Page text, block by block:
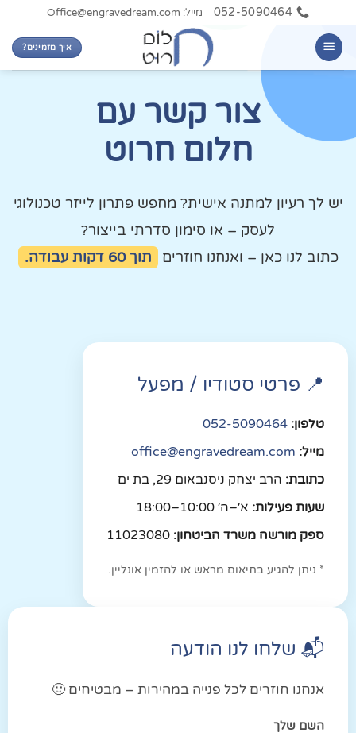
052-5090464 מייל: Office@engravedream.com
איך מזמינים?
צור קשר עם
חלום חרוט
יש לך רעיון למתנה אישית? מחפש פתרון לייזר טכנולוגי
לעסק – או סימון סדרתי בייצור?
כתוב לנו כאן – ואנחנו חוזרים
תוך 60 דקות עבודה.
📍 פרטי סטודיו / מפעל
טלפון: 052-5090464
מייל: office@engravedream.com
כתובת: הרב יצחק ניסנבאום 29, בת ים
שעות פעילות: א׳–ה׳ 10:00–18:00
ספק מורשה משרד הביטחון:
* ניתן להגיע בתיאום מראש או להזמין אונליין.
📬 שלחו לנו הודעה
אנחנו חוזרים לכל פנייה במהירות – מבטיחים 🙂
השם שלך